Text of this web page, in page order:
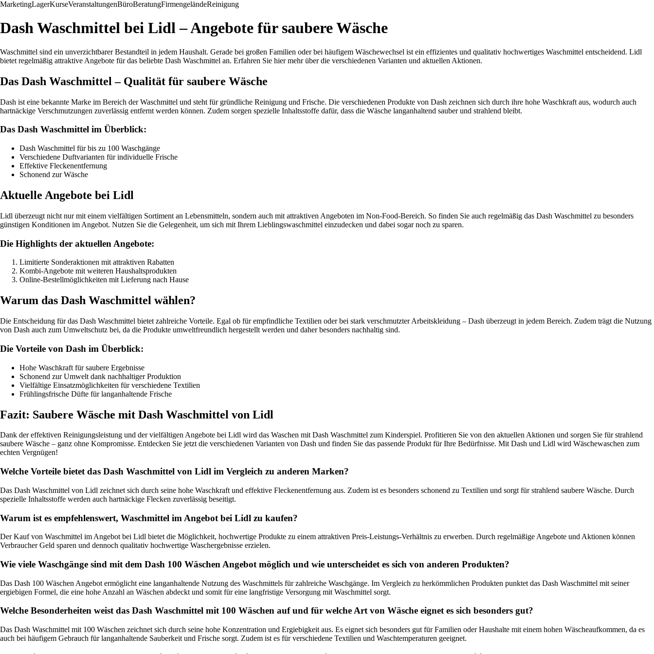
MarketingLagerKurseVeranstaltungenBüroBeratungFirmengeländeReinigung
Dash Waschmittel bei Lidl – Angebote für saubere Wäsche
Waschmittel sind ein unverzichtbarer Bestandteil in jedem Haushalt. Gerade bei großen Familien oder bei häufigem Wäschewechsel ist ein effizientes und qualitativ hochwertiges Waschmittel entscheidend. Lidl
bietet regelmäßig attraktive Angebote für das beliebte Dash Waschmittel an. Erfahren Sie hier mehr über die verschiedenen Varianten und aktuellen Aktionen.
Das Dash Waschmittel – Qualität für saubere Wäsche
Dash ist eine bekannte Marke im Bereich der Waschmittel und steht für gründliche Reinigung und Frische. Die verschiedenen Produkte von Dash zeichnen sich durch ihre hohe Waschkraft aus, wodurch auch
hartnäckige Verschmutzungen zuverlässig entfernt werden können. Zudem sorgen spezielle Inhaltsstoffe dafür, dass die Wäsche langanhaltend sauber und strahlend bleibt.
Das Dash Waschmittel im Überblick:
Dash Waschmittel für bis zu 100 Waschgänge
Verschiedene Duftvarianten für individuelle Frische
Effektive Fleckenentfernung
Schonend zur Wäsche
Aktuelle Angebote bei Lidl
Lidl überzeugt nicht nur mit einem vielfältigen Sortiment an Lebensmitteln, sondern auch mit attraktiven Angeboten im Non-Food-Bereich. So finden Sie auch regelmäßig das Dash Waschmittel zu besonders
günstigen Konditionen im Angebot. Nutzen Sie die Gelegenheit, um sich mit Ihrem Lieblingswaschmittel einzudecken und dabei sogar noch zu sparen.
Die Highlights der aktuellen Angebote:
Limitierte Sonderaktionen mit attraktiven Rabatten
Kombi-Angebote mit weiteren Haushaltsprodukten
Online-Bestellmöglichkeiten mit Lieferung nach Hause
Warum das Dash Waschmittel wählen?
Die Entscheidung für das Dash Waschmittel bietet zahlreiche Vorteile. Egal ob für empfindliche Textilien oder bei stark verschmutzter Arbeitskleidung – Dash überzeugt in jedem Bereich. Zudem trägt die Nutzung
von Dash auch zum Umweltschutz bei, da die Produkte umweltfreundlich hergestellt werden und daher besonders nachhaltig sind.
Die Vorteile von Dash im Überblick:
Hohe Waschkraft für saubere Ergebnisse
Schonend zur Umwelt dank nachhaltiger Produktion
Vielfältige Einsatzmöglichkeiten für verschiedene Textilien
Frühlingsfrische Düfte für langanhaltende Frische
Fazit: Saubere Wäsche mit Dash Waschmittel von Lidl
Dank der effektiven Reinigungsleistung und der vielfältigen Angebote bei Lidl wird das Waschen mit Dash Waschmittel zum Kinderspiel. Profitieren Sie von den aktuellen Aktionen und sorgen Sie für strahlend
saubere Wäsche – ganz ohne Kompromisse. Entdecken Sie jetzt die verschiedenen Varianten von Dash und finden Sie das passende Produkt für Ihre Bedürfnisse. Mit Dash und Lidl wird Wäschewaschen zum
echten Vergnügen!
Welche Vorteile bietet das Dash Waschmittel von Lidl im Vergleich zu anderen Marken?
Das Dash Waschmittel von Lidl zeichnet sich durch seine hohe Waschkraft und effektive Fleckenentfernung aus. Zudem ist es besonders schonend zu Textilien und sorgt für strahlend saubere Wäsche. Durch
spezielle Inhaltsstoffe werden auch hartnäckige Flecken zuverlässig beseitigt.
Warum ist es empfehlenswert, Waschmittel im Angebot bei Lidl zu kaufen?
Der Kauf von Waschmittel im Angebot bei Lidl bietet die Möglichkeit, hochwertige Produkte zu einem attraktiven Preis-Leistungs-Verhältnis zu erwerben. Durch regelmäßige Angebote und Aktionen können
Verbraucher Geld sparen und dennoch qualitativ hochwertige Waschergebnisse erzielen.
Wie viele Waschgänge sind mit dem Dash 100 Wäschen Angebot möglich und wie unterscheidet es sich von anderen Produkten?
Das Dash 100 Wäschen Angebot ermöglicht eine langanhaltende Nutzung des Waschmittels für zahlreiche Waschgänge. Im Vergleich zu herkömmlichen Produkten punktet das Dash Waschmittel mit seiner
ergiebigen Formel, die eine hohe Anzahl an Wäschen abdeckt und somit für eine langfristige Versorgung mit Waschmittel sorgt.
Welche Besonderheiten weist das Dash Waschmittel mit 100 Wäschen auf und für welche Art von Wäsche eignet es sich besonders gut?
Das Dash Waschmittel mit 100 Wäschen zeichnet sich durch seine hohe Konzentration und Ergiebigkeit aus. Es eignet sich besonders gut für Familien oder Haushalte mit einem hohen Wäscheaufkommen, da es
auch bei häufigem Gebrauch für langanhaltende Sauberkeit und Frische sorgt. Zudem ist es für verschiedene Textilien und Waschtemperaturen geeignet.